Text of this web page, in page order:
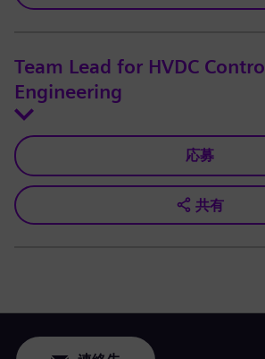
Team Lead for HVDC Control
Engineering
応募
共有